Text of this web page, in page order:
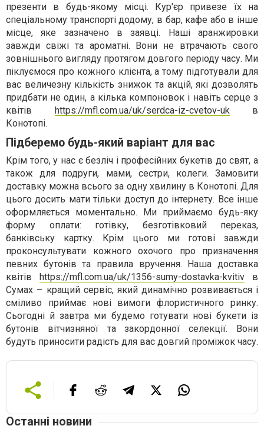
презенти в будь-якому місці. Кур'єр привезе їх на
спеціальному транспорті додому, в бар, кафе або в інше
місце, яке зазначено в заявці. Наші аранжировки
завжди свіжі та ароматні. Вони не втрачають свого
зовнішнього вигляду протягом довгого періоду часу. Ми
піклуємося про кожного клієнта, а тому підготували для
вас величезну кількість знижок та акцій, які дозволять
придбати не один, а кілька компоновок і навіть серце з
квітів https://mfl.com.ua/uk/serdca-iz-cvetov-ukв
Конотопі.
Підберемо будь-який варіант для вас
Крім того, у нас є безліч і професійних букетів до свят, а
також для подруги, мами, сестри, колеги. Замовити
доставку можна всього за одну хвилину в Конотопі. Для
цього досить мати тільки доступ до інтернету. Все інше
оформляється моментально. Ми приймаємо будь-яку
форму оплати: готівку, безготівковий переказ,
банківську картку. Крім цього ми готові завжди
проконсультувати кожного охочого про призначення
певних бутонів та правила вручення. Наша доставка
квітів https://mfl.com.ua/uk/1356-sumy-dostavka-kvitiv в
Сумах – кращий сервіс, який динамічно розвивається і
сміливо приймає нові вимоги флористичного ринку.
Сьогодні й завтра ми будемо готувати нові букети із
бутонів вітчизняної та закордонної селекції. Вони
будуть приносити радість для вас довгий проміжок часу.
Останні новини